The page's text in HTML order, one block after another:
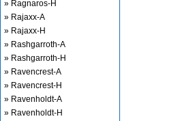
» Ragnaros-H
» Rajaxx-A
» Rajaxx-H
» Rashgarroth-A
» Rashgarroth-H
» Ravencrest-A
» Ravencrest-H
» Ravenholdt-A
» Ravenholdt-H